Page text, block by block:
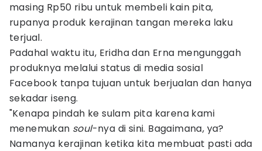
masing Rp50 ribu untuk membeli kain pita,
rupanya produk kerajinan tangan mereka laku
terjual.
Padahal waktu itu, Eridha dan Erna mengunggah
produknya melalui status di media sosial
Facebook tanpa tujuan untuk berjualan dan hanya
sekadar iseng.
"Kenapa pindah ke sulam pita karena kami
menemukan soul-nya di sini. Bagaimana, ya?
Namanya kerajinan ketika kita membuat pasti ada